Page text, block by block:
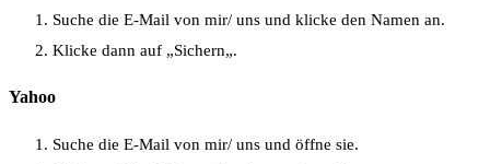
Suche die E-Mail von mir/ uns und klicke den Namen an.
Klicke dann auf „Sichern„.
Yahoo
Suche die E-Mail von mir/ uns und öffne sie.